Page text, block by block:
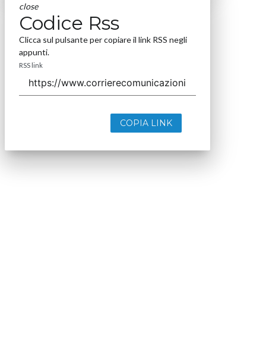
close
Codice Rss
Clicca sul pulsante per copiare il link RSS negli
appunti.
RSS link
COPIA LINK